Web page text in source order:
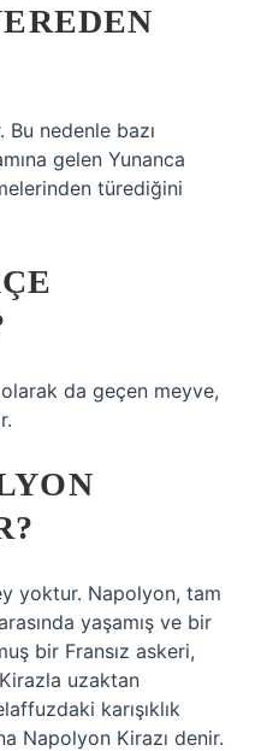
Bu nedenle bazı
gelen Yunanca
türediğini
da geçen meyve,
yoktur. Napolyon, tam
yaşamış ve bir
bir Fransız askeri,
uzaktan
karışıklık
Napolyon Kirazı denir.